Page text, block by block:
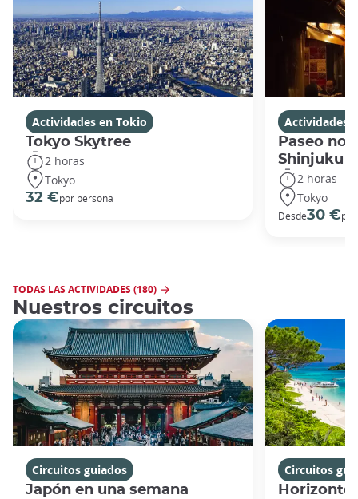
Actividades en Tokio
Tokyo Skytree
2 horas
Tokyo
32 €por persona
Actividades
Paseo
Shinjuku
2 horas
Tokyo
Desde30 €
TODAS LAS ACTIVIDADES (180)
Nuestros circuitos
Circuitos guiados
Japón en una semana
Circuitos